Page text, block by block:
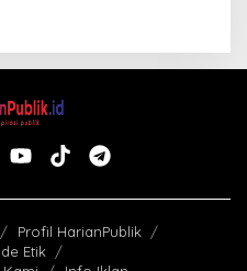
Profil HarianPublik
Etik